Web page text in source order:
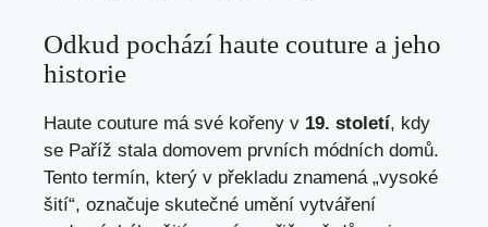
Odkud pochází haute couture a jeho
historie
Haute couture má své kořeny v 19. století, kdy
se Paříž stala domovem prvních módních domů.
Tento termín, který v překladu znamená „vysoké
šití“, označuje skutečné umění vytváření